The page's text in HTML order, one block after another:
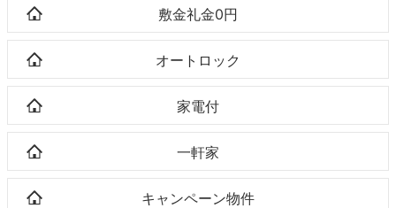
敷金礼金0円
オートロック
家電付
一軒家
キャンペーン物件